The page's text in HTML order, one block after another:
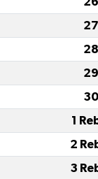
1
2
3